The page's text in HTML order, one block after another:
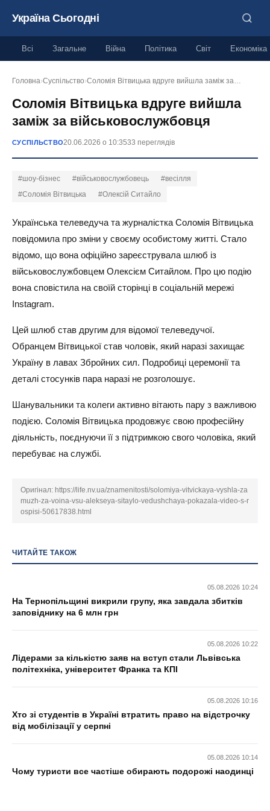
Україна Сьогодні
Всі Загальне Війна Політика Світ Економіка
Головна›Суспільство›Соломія Вітвицька вдруге вийшла заміж за…
Соломія Вітвицька вдруге вийшла
заміж за військовослужбовця
СУСПІЛЬСТВО20.06.2026 о 10:3533 переглядів
#шоу-бізнес #військовослужбовець
#весілля
#Соломія Вітвицька
#Олексій Ситайло
Українська телеведуча та журналістка Соломія Вітвицька
повідомила про зміни у своєму особистому житті. Стало
відомо, що вона офіційно зареєструвала шлюб із
військовослужбовцем Олексієм Ситайлом. Про цю подію
вона сповістила на своїй сторінці в соціальній мережі
Instagram.
Цей шлюб став другим для відомої телеведучої.
Обранцем Вітвицької став чоловік, який наразі захищає
Україну в лавах Збройних сил. Подробиці церемонії та
деталі стосунків пара наразі не розголошує.
Шанувальники та колеги активно вітають пару з важливою
подією. Соломія Вітвицька продовжує свою професійну
діяльність, поєднуючи її з підтримкою свого чоловіка, який
перебуває на службі.
Оригінал: https://life.nv.ua/znamenitosti/solomiya-vitvickaya-vyshla-za
muzh-za-voina-vsu-alekseya-sitaylo-vedushchaya-pokazala-video-s-r
ospisi-50617838.html
ЧИТАЙТЕ ТАКОЖ
05.08.2026 10:24
На Тернопільщині викрили групу, яка завдала збитків
заповіднику на 6 млн грн
05.08.2026 10:22
Лідерами за кількістю заяв на вступ стали Львівська
політехніка, університет Франка та КПІ
05.08.2026 10:16
Хто зі студентів в Україні втратить право на відстрочку
від мобілізації у серпні
05.08.2026 10:14
Чому туристи все частіше обирають подорожі наодинці